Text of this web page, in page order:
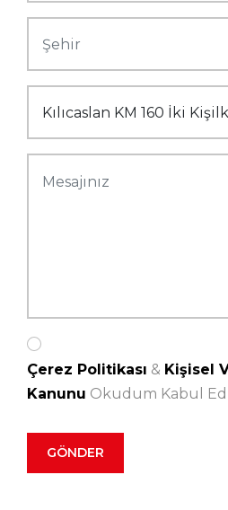
Çerez Politikası & Kişisel
Kanunu Okudum Kabul